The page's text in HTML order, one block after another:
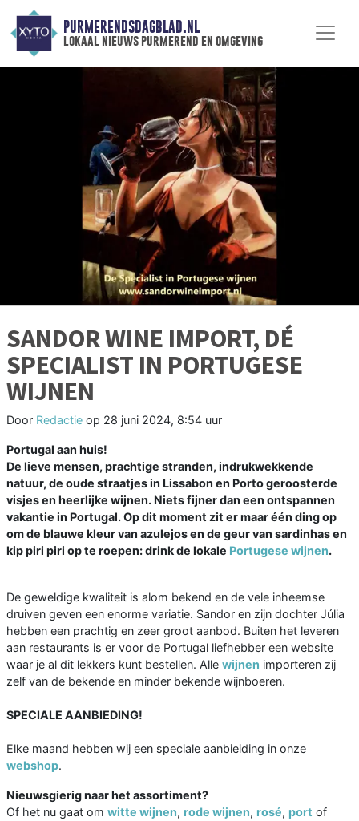
PURMERENDSDAGBLAD.NL
lokaal nieuws purmerend en omgeving
SANDOR WINE IMPORT, DÉ
SPECIALIST IN PORTUGESE
WIJNEN
Door Redactie op 28 juni 2024, 8:54 uur
Portugal aan huis!
De lieve mensen, prachtige stranden, indrukwekkende
natuur, de oude straatjes in Lissabon en Porto geroosterde
visjes en heerlijke wijnen. Niets fijner dan een ontspannen
vakantie in Portugal. Op dit moment zit er maar één ding op
om de blauwe kleur van azulejos en de geur van sardinhas en
kip piri piri op te roepen: drink de lokale Portugese wijnen.
De geweldige kwaliteit is alom bekend en de vele inheemse
druiven geven een enorme variatie. Sandor en zijn dochter Júlia
hebben een prachtig en zeer groot aanbod. Buiten het leveren
aan restaurants is er voor de Portugal liefhebber een website
waar je al dit lekkers kunt bestellen. Alle wijnen importeren zij
zelf van de bekende en minder bekende wijnboeren.
SPECIALE AANBIEDING!
Elke maand hebben wij een speciale aanbieiding in onze
webshop.
Nieuwsgierig naar het assortiment?
Of het nu gaat om witte wijnen, rode wijnen, rosé, port of